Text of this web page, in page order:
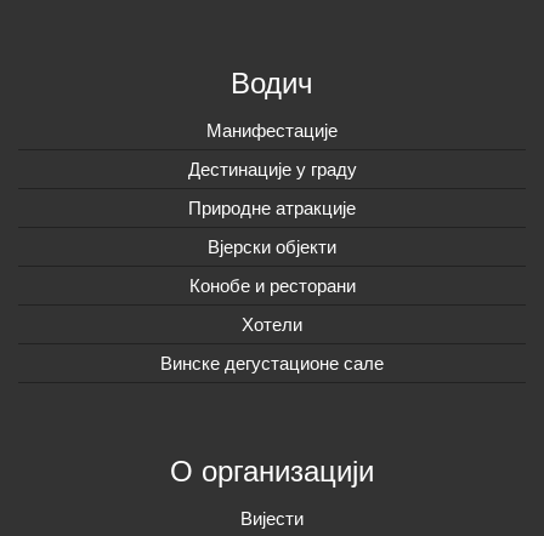
Водич
Манифестације
Дестинације у граду
Природне атракције
Вјерски објекти
Конобе и ресторани
Хотели
Винске дегустационе сале
О организацији
Вијeсти